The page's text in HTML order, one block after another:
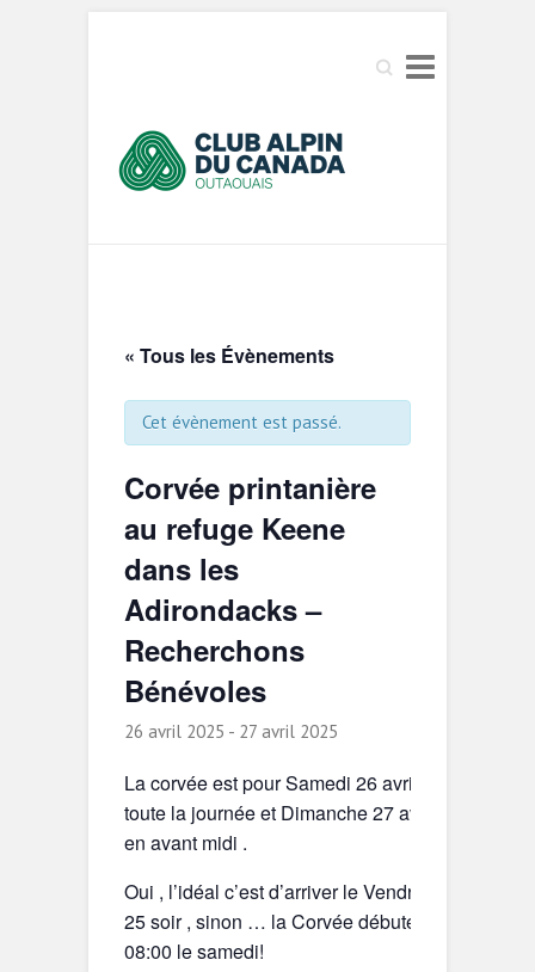
Search
« Tous les Évènements
Cet évènement est passé.
Corvée printanière
au refuge Keene
dans les
Adirondacks –
Recherchons
Bénévoles
26 avril 2025 - 27 avril 2025
La corvée est pour Samedi 26 avril
toute la journée et Dimanche 27 avril
en avant midi .
Oui , l’idéal c’est d’arriver le Vendredi
25 soir , sinon … la Corvée débute à
08:00 le samedi!